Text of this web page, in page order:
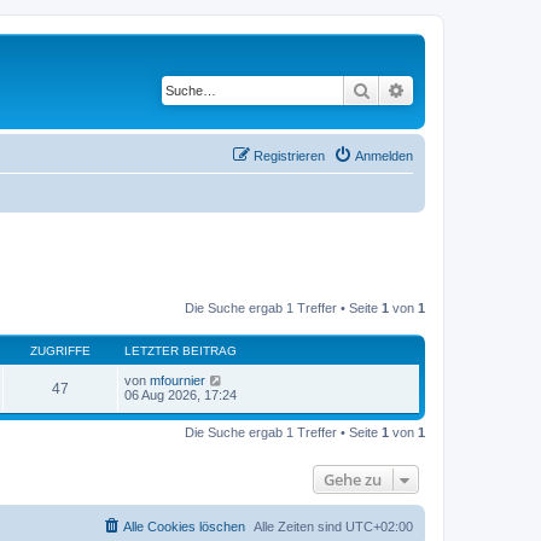
Suche
Anmelden
Registrieren
Die Suche ergab 1 Treffer • Seite 1 von 1
ZUGRIFFE LETZTER BEITRAG
47 von mfournier
06 Aug 2026, 17:24
Die Suche ergab 1 Treffer • Seite 1 von 1
Gehe zu
Alle Zeiten sind UTC+02:00
Alle Cookies löschen